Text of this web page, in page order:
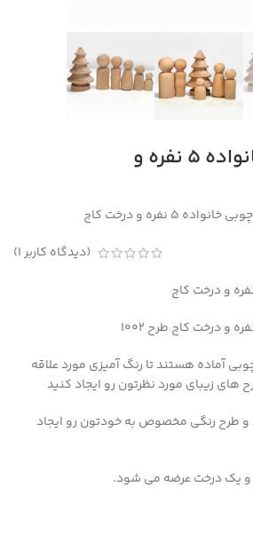
عروسک چوبی خانواده 5 نفره و
5 نفره و درخت کاج
(دیدگاه کاربر1
)
آماده هستند تا رنگ آمیزی مورد علاقه
های زیبای مورد نظرتون رو ایجاد کنید
و طرح رنگی مخصوص به خودتون رو ایجاد